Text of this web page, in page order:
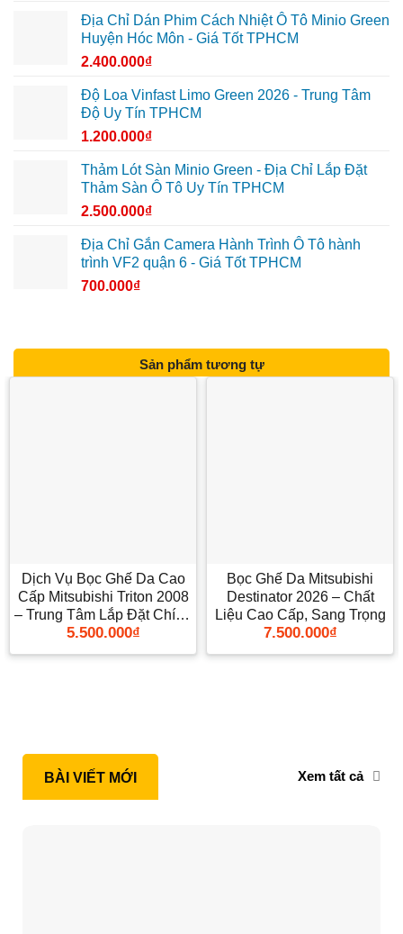
Địa Chỉ Dán Phim Cách Nhiệt Ô Tô Minio Green
Huyện Hóc Môn - Giá Tốt TPHCM
2.400.000₫
Độ Loa Vinfast Limo Green 2026 - Trung Tâm
Độ Uy Tín TPHCM
1.200.000₫
Thảm Lót Sàn Minio Green - Địa Chỉ Lắp Đặt
Thảm Sàn Ô Tô Uy Tín TPHCM
2.500.000₫
Địa Chỉ Gắn Camera Hành Trình Ô Tô hành
trình VF2 quận 6 - Giá Tốt TPHCM
700.000₫
Sản phẩm tương tự
Dịch Vụ Bọc Ghế Da Cao
Cấp Mitsubishi Triton 2008
– Trung Tâm Lắp Đặt Chính
Hãng TPHCM
5.500.000₫
Bọc Ghế Da Mitsubishi
Destinator 2026 – Chất
Liệu Cao Cấp, Sang Trọng
7.500.000₫
BÀI VIẾT MỚI Xem tất cả